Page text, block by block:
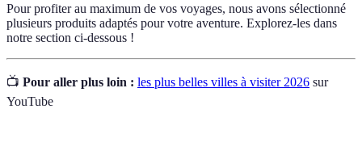
Pour profiter au maximum de vos voyages, nous avons sélectionné
plusieurs produits adaptés pour votre aventure. Explorez-les dans
notre section ci-dessous !
📺 Pour aller plus loin : les plus belles villes à visiter 2026 sur
YouTube